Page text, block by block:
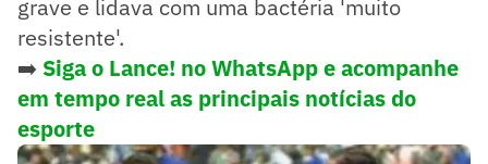
grave e lidava com uma bactéria 'muito
resistente'.
➡️ Siga o Lance! no WhatsApp e acompanhe
em tempo real as principais notícias do
esporte